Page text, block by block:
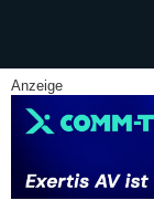
Anzeige